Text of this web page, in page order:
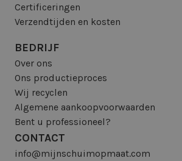
Certificeringen
Verzendtijden en kosten
BEDRIJF
Over ons
Ons productieproces
Wij recyclen
Algemene aankoopvoorwaarden
Bent u professioneel?
CONTACT
info@mijnschuimopmaat.com